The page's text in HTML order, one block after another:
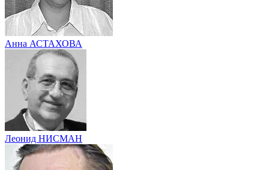
Анна АСТАХОВА
Леонид НИСМАН